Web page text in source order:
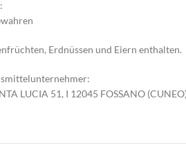
Erdnüssen und Eiern enthalten.
LUCIA 51, I 12045 FOSSANO